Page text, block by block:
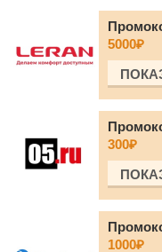
5000₽
300₽
1000₽